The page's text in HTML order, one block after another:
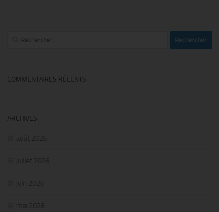
Rechercher :
COMMENTAIRES RÉCENTS
ARCHIVES
août 2026
juillet 2026
juin 2026
mai 2026